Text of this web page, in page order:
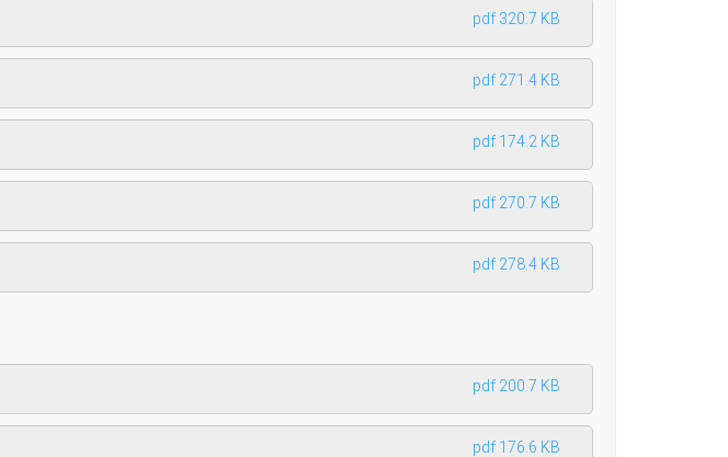
pdf 320.7 KB
pdf 271.4 KB
pdf 174.2 KB
pdf 270.7 KB
pdf 278.4 KB
pdf 200.7 KB
pdf 176.6 KB